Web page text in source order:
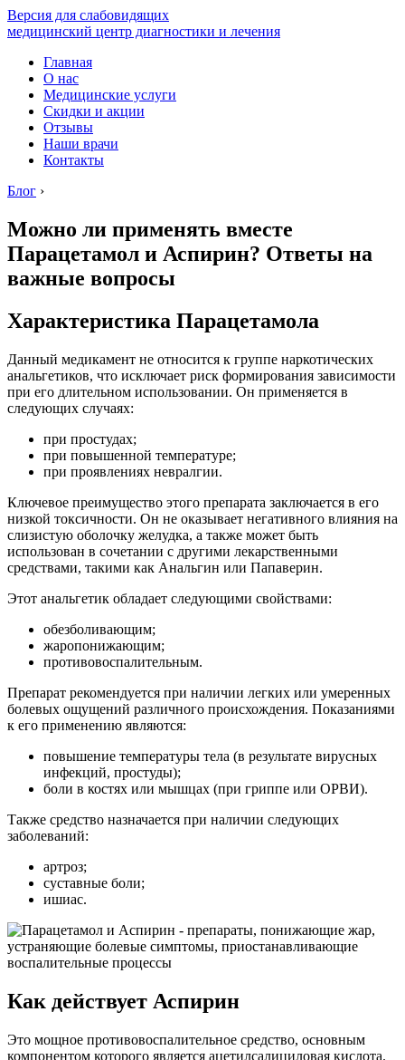
Версия для слабовидящих
медицинский центр диагностики и лечения
Главная
О нас
Медицинские услуги
Скидки и акции
Отзывы
Наши врачи
Контакты
Блог ›
Можно ли применять вместе
Парацетамол и Аспирин? Ответы на
важные вопросы
Характеристика Парацетамола
Данный медикамент не относится к группе наркотических
анальгетиков, что исключает риск формирования зависимости
при его длительном использовании. Он применяется в
следующих случаях:
при простудах;
при повышенной температуре;
при проявлениях невралгии.
Ключевое преимущество этого препарата заключается в его
низкой токсичности. Он не оказывает негативного влияния на
слизистую оболочку желудка, а также может быть
использован в сочетании с другими лекарственными
средствами, такими как Анальгин или Папаверин.
Этот анальгетик обладает следующими свойствами:
обезболивающим;
жаропонижающим;
противовоспалительным.
Препарат рекомендуется при наличии легких или умеренных
болевых ощущений различного происхождения. Показаниями
к его применению являются:
повышение температуры тела (в результате вирусных
инфекций, простуды);
боли в костях или мышцах (при гриппе или ОРВИ).
Также средство назначается при наличии следующих
заболеваний:
артроз;
суставные боли;
ишиас.
Как действует Аспирин
Это мощное противовоспалительное средство, основным
компонентом которого является ацетилсалициловая кислота.